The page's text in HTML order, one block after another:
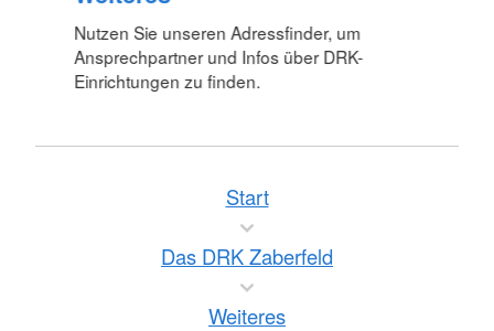
Nutzen Sie unseren Adressfinder, um
Ansprechpartner und Infos über DRK-
Einrichtungen zu finden.
Start
Das DRK Zaberfeld
Weiteres